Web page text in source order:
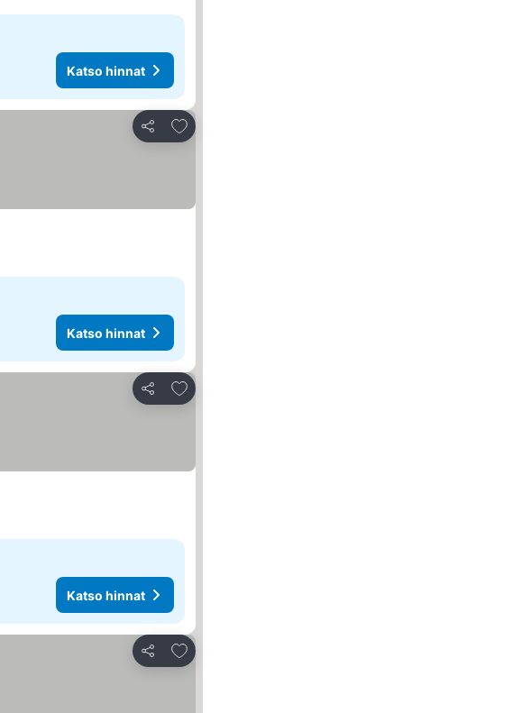
Katso hinnat
Jaa
Lisää suosikkeihin
Katso hinnat
Jaa
Lisää suosikkeihin
Katso hinnat
Jaa
Lisää suosikkeihin